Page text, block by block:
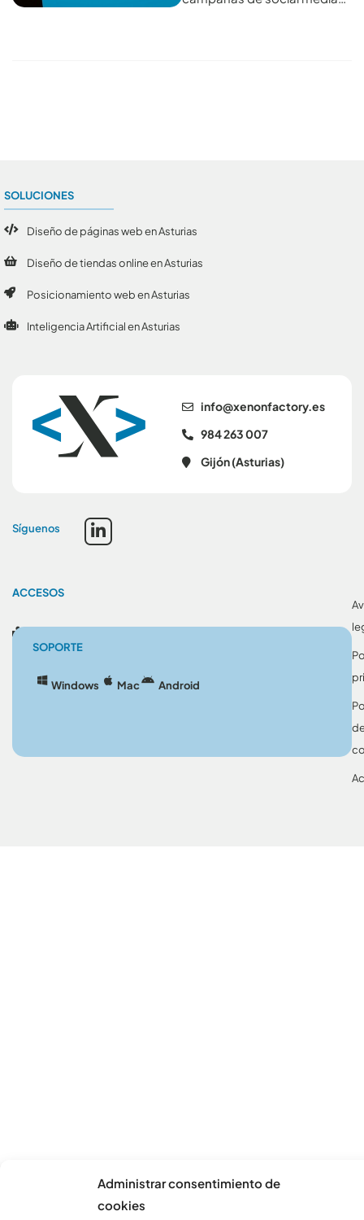
Administrar consentimiento de
cookies
se.yrotcafnonex@ofni
984 263 007
Gijón (Asturias)
Síguenos
SOLUCIONES
Diseño de páginas web en Asturias
Diseño de tiendas online en Asturias
Posicionamiento web en Asturias
Inteligencia Artificial en Asturias
ACCESOS
SOPORTE
Windows Mac Android